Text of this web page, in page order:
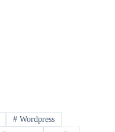
# Wordpress